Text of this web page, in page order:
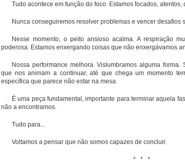
Tudo acontece em função do foco. Estamos focados, atentos,
Nunca conseguiremos resolver problemas e vencer desafios
Nesse momento, o peito ansioso acalma. A respiração
poderosa. Estamos enxergando coisas que não enxergávamos
Nossa performance melhora. Vislumbramos alguma
que nos animam a continuar, até que chega um momento
específica que parece não estar na mesa.
É uma peça fundamental, importante para terminar aquela
não a encontramos.
Tudo para...
Voltamos a pensar que não somos capazes de concluir.
* * *